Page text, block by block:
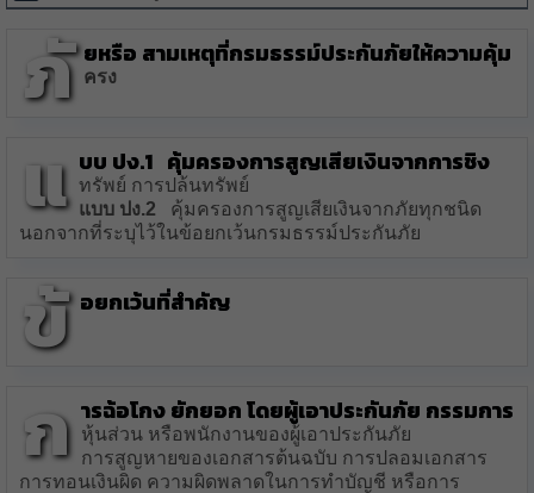
ภั ยหรือ สามเหตุที่กรมธรรม์ประกันภัยให้ความคุ้ม
ครง
แ บบ ปง.1 คุ้มครองการสูญเสียเงินจากการชิง
ทรัพย์ การปล้นทรัพย์
แบบ ปง.2 คุ้มครองการสูญเสียเงินจากภัยทุกชนิด
นอกจากที่ระบุไว้ในข้อยกเว้นกรมธรรม์ประกันภัย
ข้ อยกเว้นที่สำคัญ
ก ารฉ้อโกง ยักยอก โดยผู้เอาประกันภัย กรรมการ
หุ้นส่วน หรือพนักงานของผู้เอาประกันภัย
การสูญหายของเอกสารต้นฉบับ การปลอมเอกสาร
การทอนเงินผิด ความผิดพลาดในการทำบัญชี หรือการ